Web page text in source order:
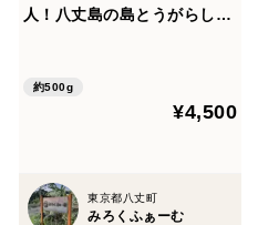
人！八丈島の島とうがらし！
約500g
¥4,500
東京都八丈町
みろくふぁーむ